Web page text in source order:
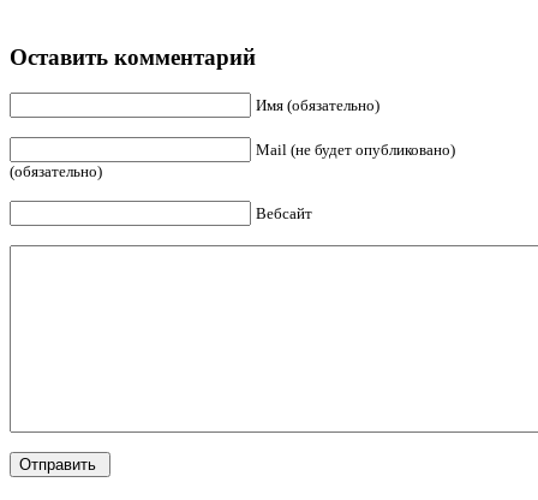
Оставить комментарий
Имя (обязательно)
Mail (не будет опубликовано)
(обязательно)
Вебсайт